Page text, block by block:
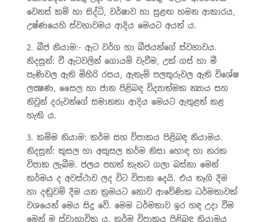
වෙනස් කම් හා සිද්ධි, වර්ෂාව හා සුළඟ හමන ආකාරය,
උෂ්ණයෙහි ස්වභාවමය ආදිය මෙයට අයත් ය.
2. බීජ නියාම:- ඇට වර්ග හා බීජයන්ගේ ස්වභාවය.
නිදසුන්: වී ඇටවලින් ගොයම් වැවීම, උක් ගස් හා මී
පැණිවල ඇති මිහිරි රසය, ඇතැම් පලතුරුවල ඇති විශේෂ
ලක්‍ෂණ, සෛල හා ජාන පිළිබඳ විද්‍යාත්මක න්‍යාය සහ
නිවුන් දරුවන්ගේ සමානතා ආදිය මෙයට ඇතුළත් කළ
හැකි ය.
3. කම්ම නියාම: කර්ම සහ විපාකය පිළිබඳ නියාමය.
නිදසුන්: කුසල හා අකුසල කර්ම නිසා හොඳ හා නරක
විපාක ලැබීම. ජලය පහත් තැනට ගලා බස්නා මෙන්
කර්මය ද අවස්ථාව ලද විට විපාක දෙයි. එය තෑගි දීම
හා දඬුවම් දීම යන ක්‍රමයට නොව ආවේණික ධර්මතාවක්
වශයෙන් මෙය සිදු වේ. මෙම ධර්මතාව ඉර හඳ උදා වීම
මෙන් ම ස්වාභාවික ය. කර්ම විපාකය පිළිබඳ නියාමය